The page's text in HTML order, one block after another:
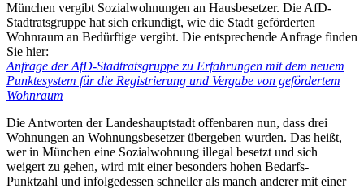
München vergibt Sozialwohnungen an Hausbesetzer. Die AfD-
Stadtratsgruppe hat sich erkundigt, wie die Stadt geförderten
Wohnraum an Bedürftige vergibt. Die entsprechende Anfrage finden
Sie hier:
Anfrage der AfD-Stadtratsgruppe zu Erfahrungen mit dem neuem
Punktesystem für die Registrierung und Vergabe von gefördertem
Wohnraum
Die Antworten der Landeshauptstadt offenbaren nun, dass drei
Wohnungen an Wohnungsbesetzer übergeben wurden. Das heißt,
wer in München eine Sozialwohnung illegal besetzt und sich
weigert zu gehen, wird mit einer besonders hohen Bedarfs-
Punktzahl und infolgedessen schneller als manch anderer mit einer